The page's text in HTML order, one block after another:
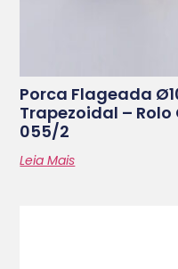
Porca Flageada
Trapezoidal –
055/2
Leia Mais